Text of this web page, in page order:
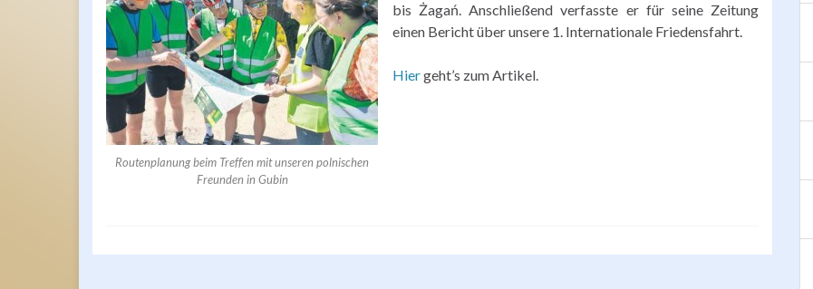
Routenplanung beim Treffen mit unseren polnischen
Freunden in Gubin
bis Żagań. Anschließend verfasste er für seine Zeitung
einen Bericht über unsere 1. Internationale Friedensfahrt.
Hiergeht’s zum Artikel.